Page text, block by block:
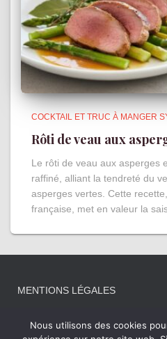
COCKTAIL ET TRUC À MANGER
Rôti de veau aux
Le rôti de veau aux asperges
raffiné, alliant la tendreté du
asperges vertes. Cette
française, met en valeur la
MENTIONS LÉGALES
Nous utilisons des cookies